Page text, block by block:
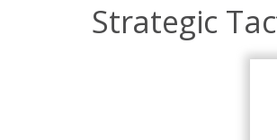
Strategic